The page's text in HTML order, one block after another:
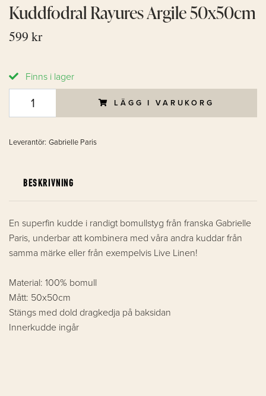
Kuddfodral Rayures Argile 50x50cm
599 kr
Finns i lager
LÄGG I VARUKORG
Leverantör: Gabrielle Paris
BESKRIVNING
En superfin kudde i randigt bomullstyg från franska Gabrielle
Paris, underbar att kombinera med våra andra kuddar från
samma märke eller från exempelvis Live Linen!
Material: 100% bomull
Mått: 50x50cm
Stängs med dold dragkedja på baksidan
Innerkudde ingår